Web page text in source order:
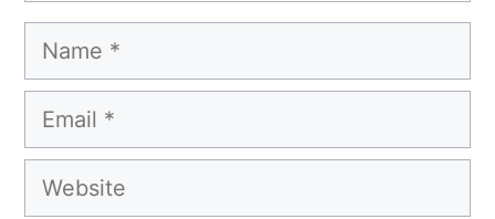
Name
Email
Website